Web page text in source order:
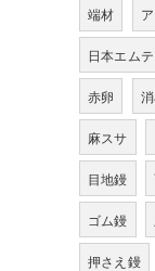
端材
日本エム
赤卵
麻スサ
目地鏝
ゴム鏝
押さえ鏝